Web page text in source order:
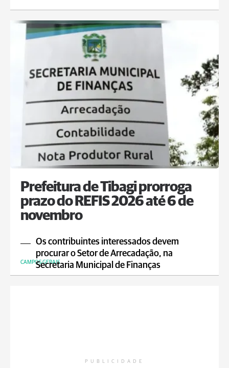
Prefeitura de Tibagi prorroga
prazo do REFIS 2026 até 6 de
novembro
Os contribuintes interessados devem
procurar o Setor de Arrecadação, na
Secretaria Municipal de Finanças
CAMPOS GERAIS
PUBLICIDADE